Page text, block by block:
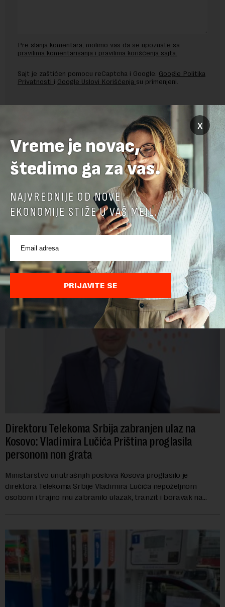
Pre slanja komentara, molimo vas da se upoznate sa
pravilima komentarisanja i pravilima korišćenja sajta.
Sajt je zaštićen pomocu reCaptcha i Google. Google Politika
Privatnosti i Google Uslovi Korišćenja su primenjeni.
POVEZANI SADRŽAJI
Direktoru Telekoma Srbija zabranjen ulaz na
Kosovo: Vladimira Lučića Priština proglasila
personom non grata
Ministarstvo unutrašnjih poslova Kosova proglasilo je
direktora Telekoma Srbije Vladimira Lučića nepoželjnom
osobom i trajno mu zabranilo ulazak, tranzit i boravak na
x
Vreme je novac,
štedimo ga za vas.
NAJVREDNIJE OD NOVE
EKONOMIJE STIŽE U VAŠ MEJL.
PRIJAVITE SE